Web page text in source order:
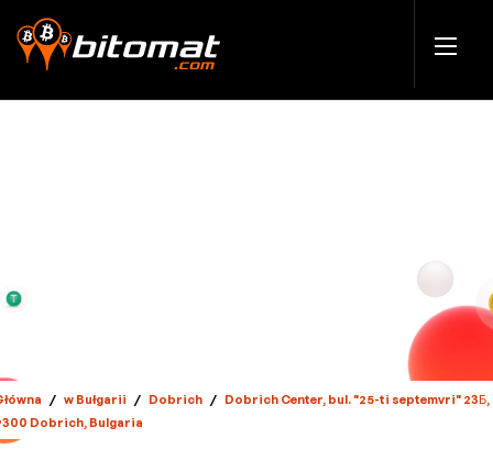
/ w Bułgarii / Dobrich / Dobrich Center, bul. "25-ti septemvri" 23Б,
Dobrich, Bulgaria